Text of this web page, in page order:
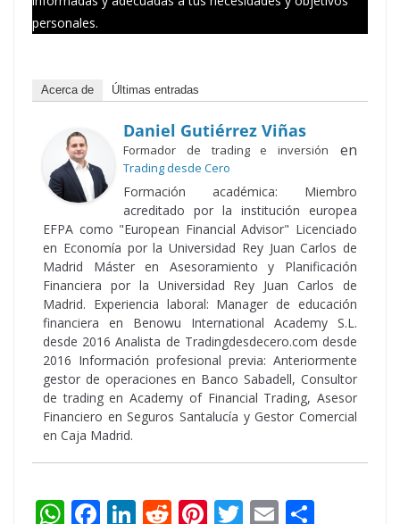
personales.
Acerca de Últimas entradas
Daniel Gutiérrez Viñas
Formador de trading e inversión en
Trading desde Cero
Formación académica: Miembro
acreditado por la institución europea
EFPA como "European Financial Advisor" Licenciado
en Economía por la Universidad Rey Juan Carlos de
Madrid Máster en Asesoramiento y Planificación
Financiera por la Universidad Rey Juan Carlos de
Madrid. Experiencia laboral: Manager de educación
financiera en Benowu International Academy S.L.
desde 2016 Analista de Tradingdesdecero.com desde
2016 Información profesional previa: Anteriormente
gestor de operaciones en Banco Sabadell, Consultor
de trading en Academy of Financial Trading, Asesor
Financiero en Seguros Santalucía y Gestor Comercial
en Caja Madrid.
W F Li R Pi T E